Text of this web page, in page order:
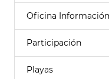
Oficina
Participación
Playas